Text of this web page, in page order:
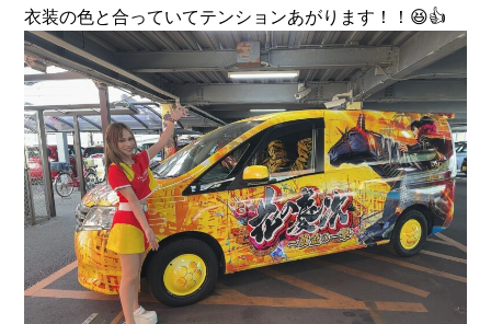
衣装の色と合っていてテンションあがります！！😆👍